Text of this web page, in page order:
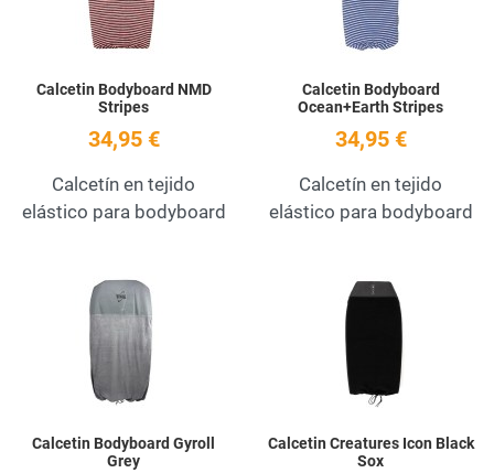
Calcetin Bodyboard NMD
Stripes
34,95 €
Calcetín en tejido
elástico para bodyboard
Calcetin Bodyboard
Ocean+Earth Stripes
34,95 €
Calcetín en tejido
elástico para bodyboard
Add to Wishlist
Calcetin Bodyboard Gyroll
Grey
Calcetin Creatures Icon Black
Sox